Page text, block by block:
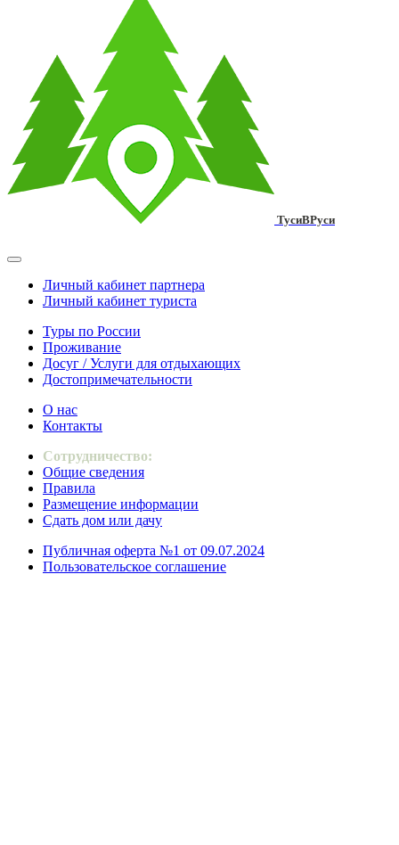
ТусиВРуси
Личный кабинет партнера
Личный кабинет туриста
Туры по России
Проживание
Досуг / Услуги для отдыхающих
Достопримечательности
О нас
Контакты
Сотрудничество:
Общие сведения
Правила
Размещение информации
Сдать дом или дачу
Публичная оферта №1 от 09.07.2024
Пользовательское соглашение